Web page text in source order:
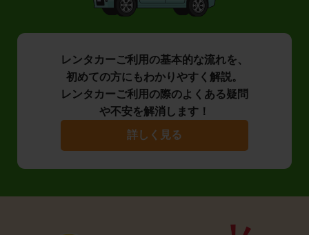
レンタカーご利用の基本的な流れを、
初めての方にもわかりやすく解説。
レンタカーご利用の際のよくある疑問
や不安を解消します！
詳しく見る